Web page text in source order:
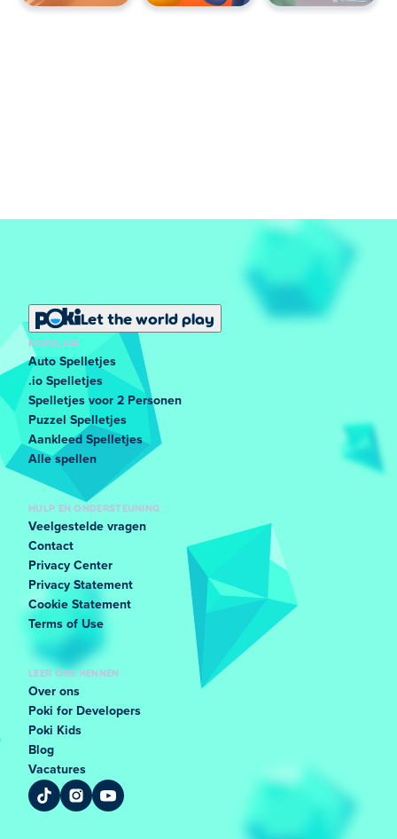
Let the world play
POPULAIR
Auto Spelletjes
.io Spelletjes
Spelletjes voor 2 Personen
Puzzel Spelletjes
Aankleed Spelletjes
Alle spellen
HULP EN ONDERSTEUNING
Veelgestelde vragen
Contact
Privacy Center
Privacy Statement
Cookie Statement
Terms of Use
LEER ONS KENNEN
Over ons
Poki for Developers
Poki Kids
Blog
Vacatures